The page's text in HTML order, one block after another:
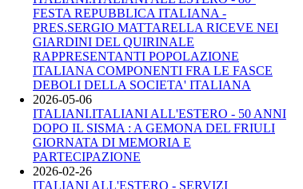
FESTA REPUBBLICA ITALIANA -
PRES.SERGIO MATTARELLA RICEVE NEI
GIARDINI DEL QUIRINALE
RAPPRESENTANTI POPOLAZIONE
ITALIANA COMPONENTI FRA LE FASCE
DEBOLI DELLA SOCIETA' ITALIANA
2026-05-06
ITALIANI.ITALIANI ALL'ESTERO - 50 ANNI
DOPO IL SISMA : A GEMONA DEL FRIULI
GIORNATA DI MEMORIA E
PARTECIPAZIONE
2026-02-26
ITALIANI ALL'ESTERO - SERVIZI